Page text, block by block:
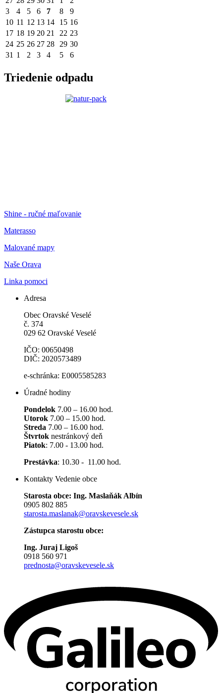
3
4 5 6 7 8
9
10 11 12 13 14 15 16
17 18 19 20 21 22 23
24 25 26 27 28 29 30
31 1 2 3 4 5 6
Triedenie odpadu
Shine - ručné maľovanie
Materasso
Malované mapy
Naše Orava
Linka pomoci
Adresa
Obec Oravské Veselé
č. 374
029 62 Oravské Veselé
IČO: 00650498
DIČ: 2020573489
e-schránka: E0005585283
Úradné hodiny
Pondelok 7.00 – 16.00 hod.
Utorok 7.00 – 15.00 hod.
Streda 7.00 – 16.00 hod.
Štvrtok nestránkový deň
Piatok: 7.00 - 13.00 hod.
Prestávka: 10.30 - 11.00 hod.
Kontakty Vedenie obce
Starosta obce: Ing. Maslaňák Albín
0905 802 885
starosta.maslanak@oravskevesele.sk
Zástupca starostu obce:
Ing. Juraj Ligoš
0918 560 971
prednosta@oravskevesele.sk